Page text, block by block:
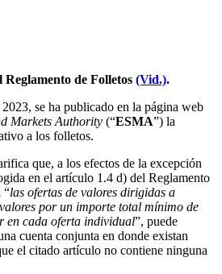
Reglamento de Folletos (Vid.).
se ha publicado en la página web
Markets Authority (“ESMA”) la
a los folletos.
que, a los efectos de la excepción
en el artículo 1.4 d) del Reglamento
“las ofertas de valores dirigidas a
por un importe total mínimo de
en cada oferta individual”, puede
cuenta conjunta en donde existan
el citado artículo no contiene ninguna